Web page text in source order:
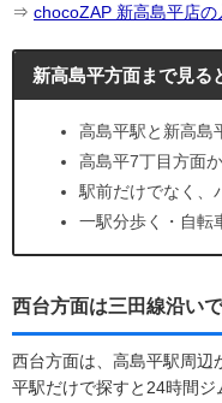
⇒ chocoZAP 新高島平店
新高島平方面まで見る
高島平駅と新高島
高島平7丁目方面
駅前だけでなく、
一駅分歩く・自転
西台方面は三田線沿い
西台方面は、高島平駅周辺
平駅だけで探すと24時間